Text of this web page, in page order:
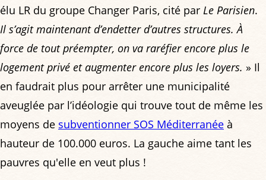
élu LR du groupe Changer Paris, cité par Le Parisien.
Il s’agit maintenant d’endetter d’autres structures. À
force de tout préempter, on va raréfier encore plus le
logement privé et augmenter encore plus les loyers. » Il
en faudrait plus pour arrêter une municipalité
aveuglée par l’idéologie qui trouve tout de même les
moyens de subventionner SOS Méditerranée à
hauteur de 100.000 euros. La gauche aime tant les
pauvres qu'elle en veut plus !